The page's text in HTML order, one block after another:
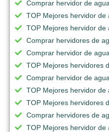
Comprar hervidor de
TOP Mejores hervidor de
TOP Mejores hervidor de
Comprar hervidores de
Comprar hervidor de
TOP Mejores hervidores
Comprar hervidor de
TOP Mejores hervidor de
TOP Mejores hervidores
Comprar hervidores de
TOP Mejores hervidor de